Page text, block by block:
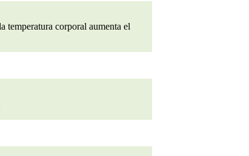
temperatura corporal aumenta el